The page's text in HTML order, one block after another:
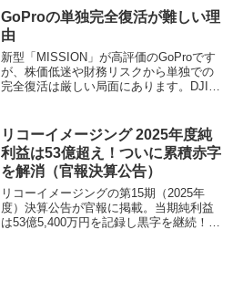
GoProの単独完全復活が難しい理
由
新型「MISSION」が高評価のGoProです
が、株価低迷や財務リスクから単独での
完全復活は厳しい局面にあります。DJIや
理由を紐解きます。
リコーイメージング 2025年度純
利益は53億超え！ついに累積赤字
を解消（官報決算公告）
リコーイメージングの第15期（2025年
度）決算公告が官報に掲載。当期純利益
は53億5,400万円を記録し黒字を継続！長